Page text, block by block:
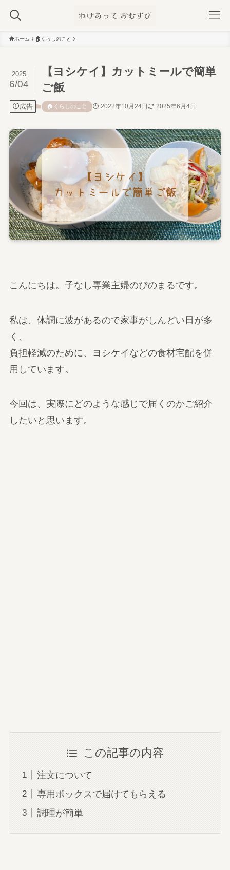
ホーム 🏠️くらしのこと
【ヨシケイ】カットミールで簡単
ご飯
2025
6/04
広告 🏠️くらしのこと 2022年10月24日 2025年6月4日
こんにちは。子なし専業主婦のぴのまるです。
私は、体調に波があるので家事がしんどい日が多
く、
負担軽減のために、ヨシケイなどの食材宅配を併
用しています。
今回は、実際にどのような感じで届くのかご紹介
したいと思います。
この記事の内容
注文について
専用ボックスで届けてもらえる
調理が簡単